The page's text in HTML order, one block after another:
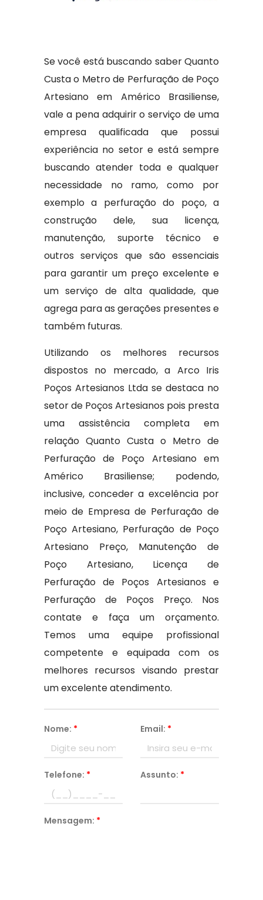
Se você está buscando saber Quanto
Custa o Metro de Perfuração de Poço
Artesiano em Américo Brasiliense,
vale a pena adquirir o serviço de uma
empresa qualificada que possui
experiência no setor e está sempre
buscando atender toda e qualquer
necessidade no ramo, como por
exemplo a perfuração do poço, a
construção dele, sua licença,
manutenção, suporte técnico e
outros serviços que são essenciais
para garantir um preço excelente e
um serviço de alta qualidade, que
agrega para as gerações presentes e
também futuras.
Utilizando os melhores recursos
dispostos no mercado, a Arco Iris
Poços Artesianos Ltda se destaca no
setor de Poços Artesianos pois presta
uma assistência completa em
relação Quanto Custa o Metro de
Perfuração de Poço Artesiano em
Américo Brasiliense; podendo,
inclusive, conceder a excelência por
meio de Empresa de Perfuração de
Poço Artesiano, Perfuração de Poço
Artesiano Preço, Manutenção de
Poço Artesiano, Licença de
Perfuração de Poços Artesianos e
Perfuração de Poços Preço. Nos
contate e faça um orçamento.
Temos uma equipe profissional
competente e equipada com os
melhores recursos visando prestar
um excelente atendimento.
Nome: * Email: *
Telefone: * Assunto: *
Mensagem: *